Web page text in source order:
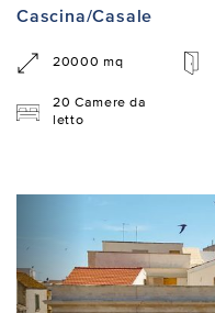
Cascina/Casale
20000 mq
20 Camere da
letto